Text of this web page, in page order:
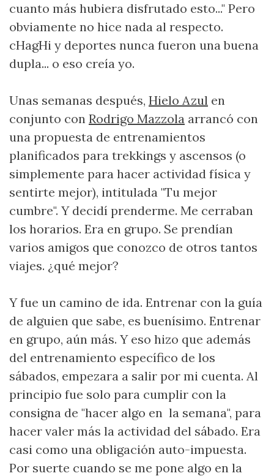
cuanto más hubiera disfrutado esto..." Pero
obviamente no hice nada al respecto.
cHagHi y deportes nunca fueron una buena
dupla... o eso creía yo.
Unas semanas después, Hielo Azul en
conjunto con Rodrigo Mazzola arrancó con
una propuesta de entrenamientos
planificados para trekkings y ascensos (o
simplemente para hacer actividad física y
sentirte mejor), intitulada "Tu mejor
cumbre". Y decidí prenderme. Me cerraban
los horarios. Era en grupo. Se prendían
varios amigos que conozco de otros tantos
viajes. ¿qué mejor?
Y fue un camino de ida. Entrenar con la guía
de alguien que sabe, es buenísimo. Entrenar
en grupo, aún más. Y eso hizo que además
del entrenamiento específico de los
sábados, empezara a salir por mi cuenta. Al
principio fue solo para cumplir con la
consigna de "hacer algo en la semana", para
hacer valer más la actividad del sábado. Era
casi como una obligación auto-impuesta.
Por suerte cuando se me pone algo en la